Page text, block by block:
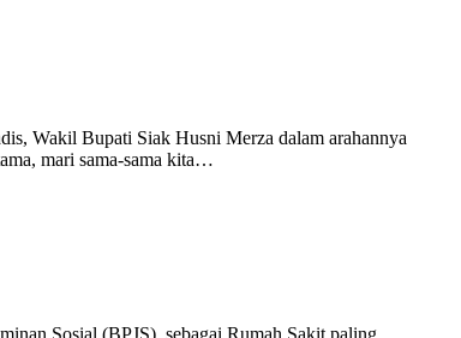
Wakil Bupati Siak Husni Merza dalam arahannya
mari sama-sama kita…
Sosial (BPJS), sebagai Rumah Sakit paling